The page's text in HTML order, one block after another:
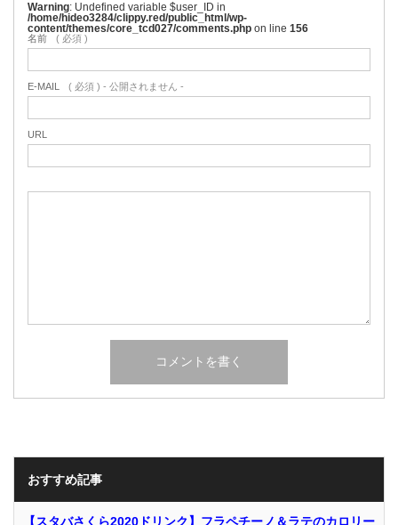
Warning : Undefined variable $user_ID in
/home/hideo3284/clippy.red/public_html/wp-
content/themes/core_tcd027/comments.php on line 156
名前 ( 必須 )
E-MAIL ( 必須 ) - 公開されません -
URL
おすすめ記事
【スタバさくら2020ドリンク】フラペチーノ＆ラテのカロリー